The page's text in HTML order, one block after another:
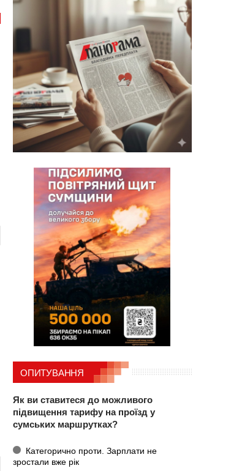
ОПИТУВАННЯ
Як ви ставитеся до можливого
підвищення тарифу на проїзд у
сумських маршрутках?
Категорично проти. Зарплати не
зростали вже рік